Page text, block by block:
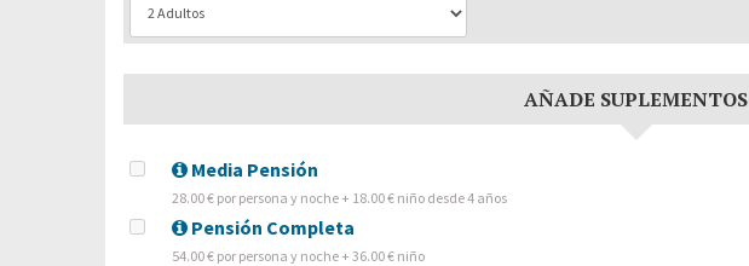
AÑADE SUPLEMENTOS
Media Pensión
28.00 € por persona y noche + 18.00 € niño desde 4 años
Pensión Completa
54.00 € por persona y noche + 36.00 € niño